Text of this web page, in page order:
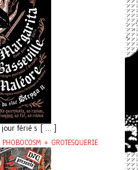
férié s [ ... ]
+ GROTESQUERIE